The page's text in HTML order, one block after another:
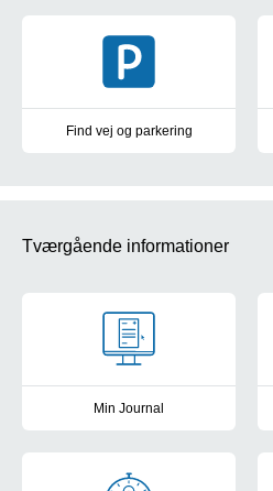
Find vej og parkering
Tværgående informationer
Min Journal